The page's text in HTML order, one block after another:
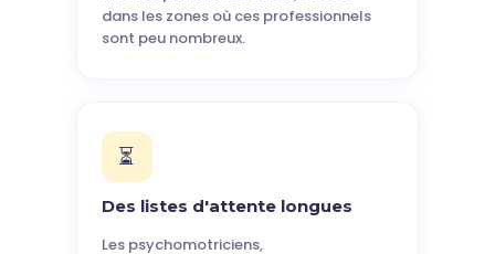
dans les zones où ces professionnels
sont peu nombreux.
⏳
Des listes d'attente longues
Les psychomotriciens,